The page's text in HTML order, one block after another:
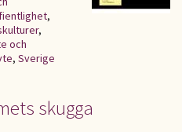
,
,
och
, Sverige
skugga